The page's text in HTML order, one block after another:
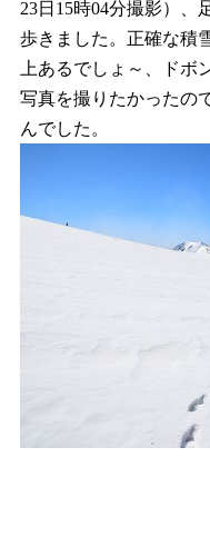
23日15時04分撮影）、
歩きました。正確な積
上あるでしょ～、ド
写真を撮りたかったの
んでした。